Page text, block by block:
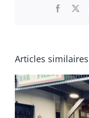
Articles similaires